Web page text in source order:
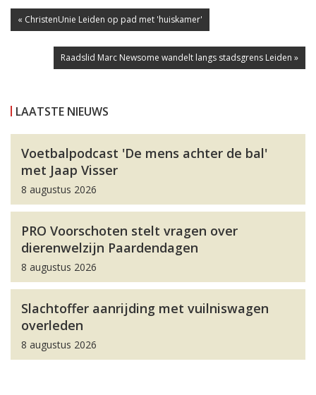
« ChristenUnie Leiden op pad met 'huiskamer'
Raadslid Marc Newsome wandelt langs stadsgrens Leiden »
LAATSTE NIEUWS
Voetbalpodcast 'De mens achter de bal'
met Jaap Visser
8 augustus 2026
PRO Voorschoten stelt vragen over
dierenwelzijn Paardendagen
8 augustus 2026
Slachtoffer aanrijding met vuilniswagen
overleden
8 augustus 2026